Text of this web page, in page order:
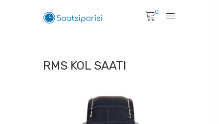
0
RMS KOL SAATI